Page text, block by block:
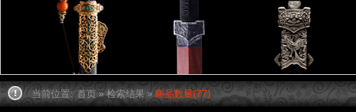
当前位置: 首页»检索结果 »商品数量(77)